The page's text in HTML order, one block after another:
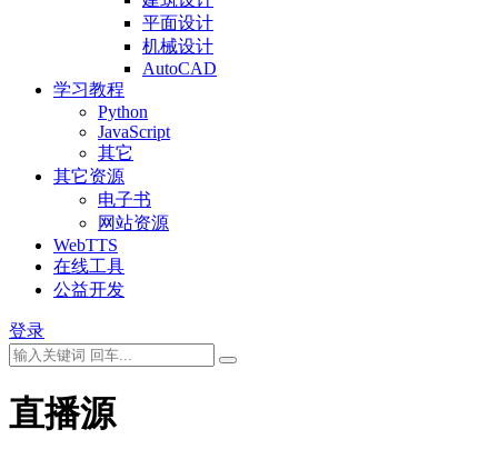
平面设计
机械设计
AutoCAD
学习教程
Python
JavaScript
其它
其它资源
电子书
网站资源
WebTTS
在线工具
公益开发
登录
直播源